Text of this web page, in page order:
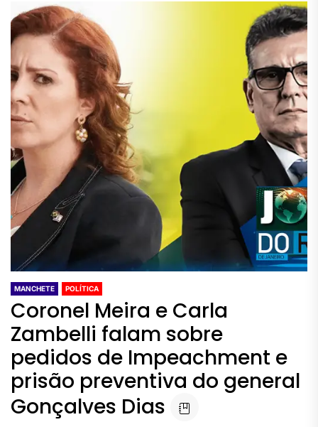
MANCHETE POLÍTICA
Coronel Meira e Carla
Zambelli falam sobre
pedidos de Impeachment e
prisão preventiva do general
Gonçalves Dias